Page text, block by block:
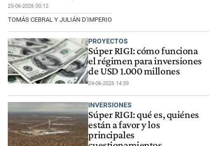
25-06-2026 00:12
TOMÁS CEBRAL Y JULIÁN D'IMPERIO
PROYECTOS
Súper RIGI: cómo funciona
el régimen para inversiones
de USD 1.000 millones
24-06-2026 14:59
INVERSIONES
Súper RIGI: qué es, quiénes
están a favor y los
principales